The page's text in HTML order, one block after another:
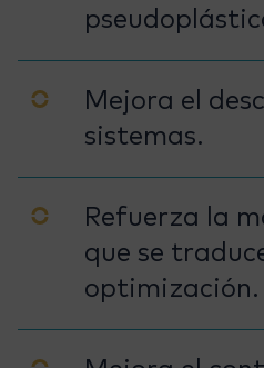
Mejora el
sistemas.
Refuerza la
que se
optimización.